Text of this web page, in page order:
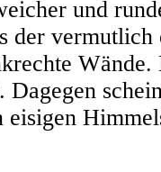
und
der vermutlich
Dagegen
eisigen